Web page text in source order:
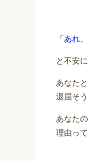
「あれ
と不安
あなた
退屈そ
あなた
理由っ